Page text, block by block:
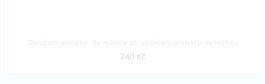
240 Kč